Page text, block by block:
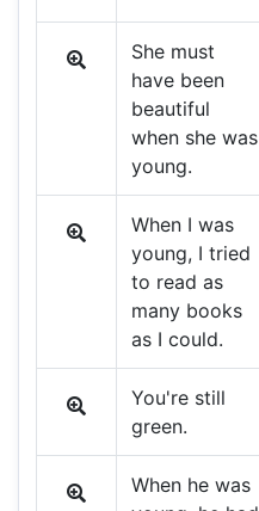
She must
have been
beautiful
when she was
young.
When I was
young, I tried
to read as
many books
as I could.
You're still
green.
When he was